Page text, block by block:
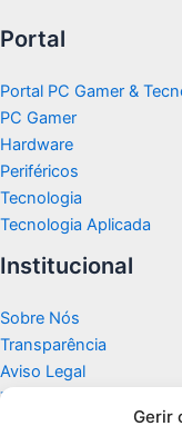
Gerir
Portal
Portal PC Gamer &
PC Gamer
Hardware
Periféricos
Tecnologia
Tecnologia Aplicada
Institucional
Sobre Nós
Transparência
Aviso Legal
Termos de Uso